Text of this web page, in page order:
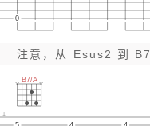
0
B7/A
1